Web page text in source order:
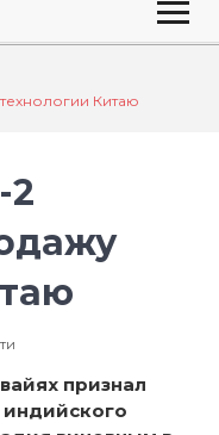
Китаю
2
признал